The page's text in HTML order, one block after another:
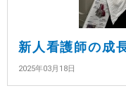
新人看護師の成
2025年03月18日